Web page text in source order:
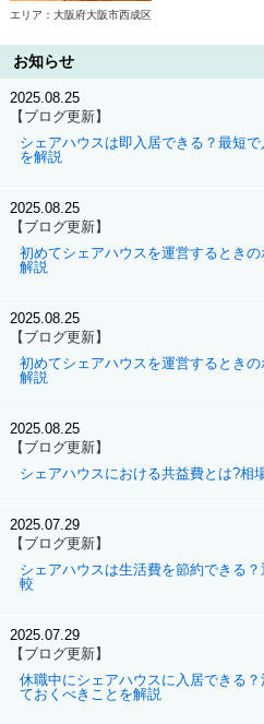
エリア：大阪府大阪市西成区
お知らせ
2025.08.25
【ブログ更新】
シェアハウスは即入居できる？最短
を解説
2025.08.25
【ブログ更新】
初めてシェアハウスを運営するとき
解説
2025.08.25
【ブログ更新】
初めてシェアハウスを運営するとき
解説
2025.08.25
【ブログ更新】
シェアハウスにおける共益費とは?相
2025.07.29
【ブログ更新】
シェアハウスは生活費を節約できる
較
2025.07.29
【ブログ更新】
休職中にシェアハウスに入居できる？
ておくべきことを解説